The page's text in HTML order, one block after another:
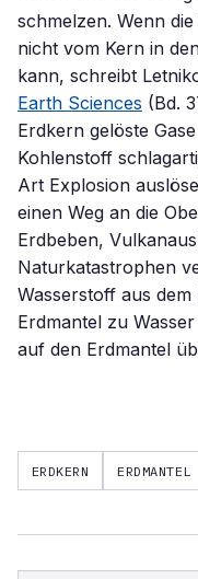
schmelzen. Wenn
nicht vom Kern in
kann, schreibt
Earth Sciences (Bd.
Erdkern gelöste
Kohlenstoff
Art Explosion
einen Weg an die
Erdbeben,
Naturkatastrophen
Wasserstoff aus
Erdmantel zu
auf den Erdmantel
ERDKERN ERDMANTEL